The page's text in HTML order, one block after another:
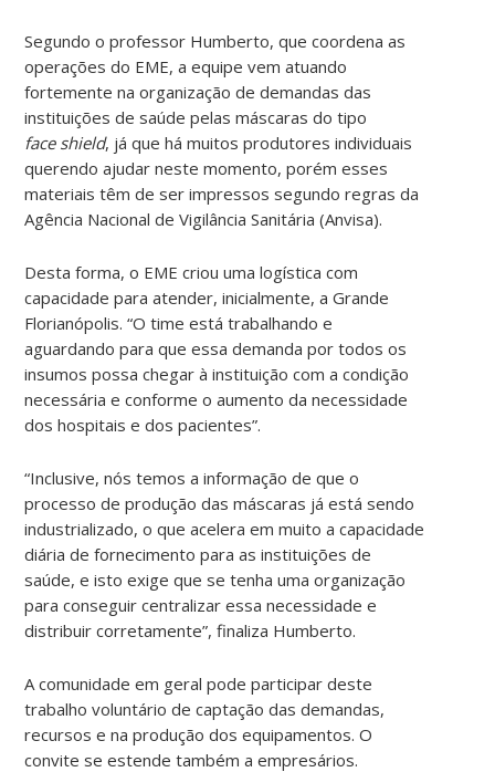
Segundo o professor Humberto, que coordena as
operações do EME, a equipe vem atuando
fortemente na organização de demandas das
instituições de saúde pelas máscaras do tipo
face shield, já que há muitos produtores individuais
querendo ajudar neste momento, porém esses
materiais têm de ser impressos segundo regras da
Agência Nacional de Vigilância Sanitária (Anvisa).
Desta forma, o EME criou uma logística com
capacidade para atender, inicialmente, a Grande
Florianópolis. “O time está trabalhando e
aguardando para que essa demanda por todos os
insumos possa chegar à instituição com a condição
necessária e conforme o aumento da necessidade
dos hospitais e dos pacientes”.
“Inclusive, nós temos a informação de que o
processo de produção das máscaras já está sendo
industrializado, o que acelera em muito a capacidade
diária de fornecimento para as instituições de
saúde, e isto exige que se tenha uma organização
para conseguir centralizar essa necessidade e
distribuir corretamente”, finaliza Humberto.
A comunidade em geral pode participar deste
trabalho voluntário de captação das demandas,
recursos e na produção dos equipamentos. O
convite se estende também a empresários.